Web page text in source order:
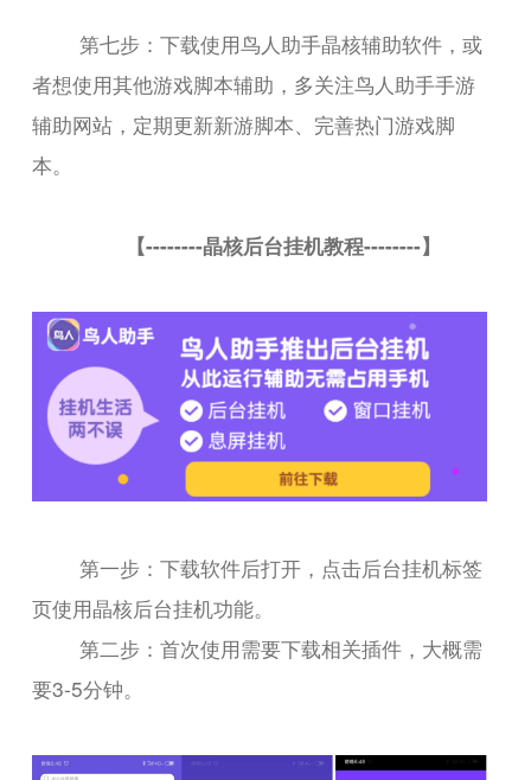
第七步：下载使用鸟人助手晶核辅助软件，或
者想使用其他游戏脚本辅助，多关注鸟人助手手游
辅助网站，定期更新新游脚本、完善热门游戏脚
本。
【--------晶核后台挂机教程--------】
第一步：下载软件后打开，点击后台挂机标签
页使用晶核后台挂机功能。
第二步：首次使用需要下载相关插件，大概需
要3-5分钟。